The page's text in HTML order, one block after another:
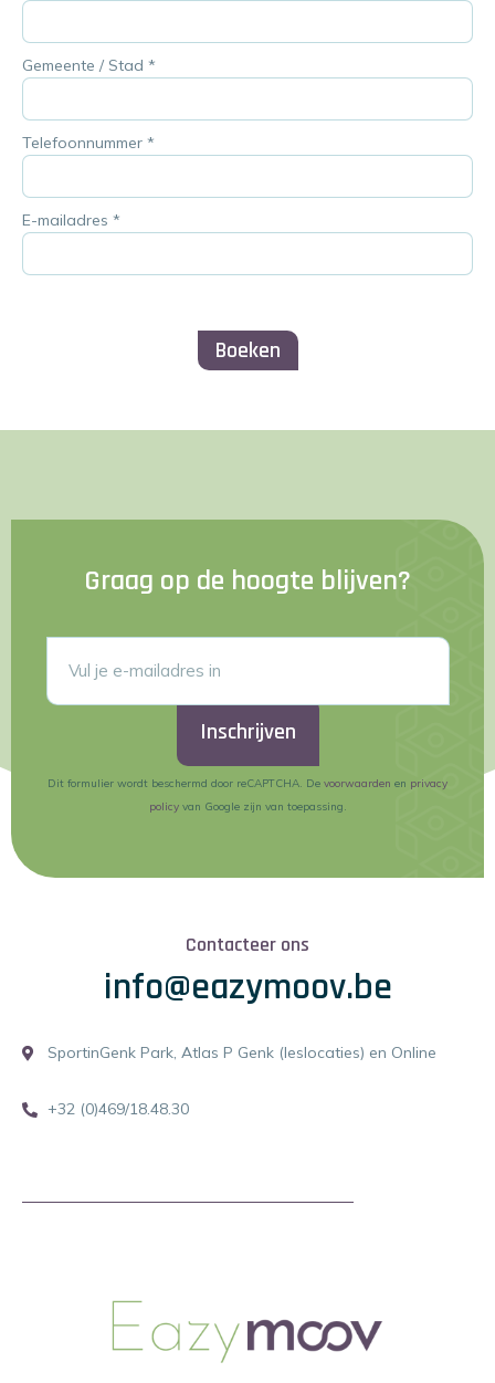
Gemeente / Stad *
Telefoonnummer *
E-mailadres *
Boeken
Graag op de hoogte blijven?
Inschrijven
Dit formulier wordt beschermd door reCAPTCHA. De voorwaarden en privacy
policyvan Google zijn van toepassing.
Contacteer ons
info@eazymoov.be
SportinGenk Park, Atlas P Genk (leslocaties) en Online
+32 (0)469/18.48.30